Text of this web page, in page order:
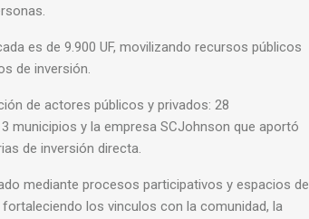
es de 9.900 UF, movilizando recursos públicos
de inversión.
de actores públicos y privados: 28
municipios y la empresa SCJohnson que aportó
de inversión directa.
mediante procesos participativos y espacios de
los vinculos con la comunidad, la